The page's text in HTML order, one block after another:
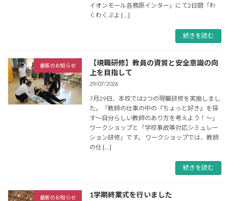
イオンモール各務原インター」にて2日間「わ
くわくぷよ […]
続きを読む
最新のお知らせ
【現職研修】教員の資質と安全意識の向
上を目指して
29/07/2026
7月29日、本校では2つの現職研修を実施しまし
た。「教師の仕事の中の『ちょっと好き』を探
す～自分らしい教師のあり方を考えよう！～」
ワークショップと「学校事故等対応シミュレー
ション研修」です。 ワークショップでは、教師
の仕 […]
続きを読む
最新のお知らせ 1学期終業式を行いました